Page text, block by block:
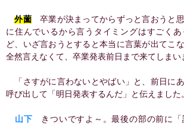
外薗卒業が決まってからずっと言おうと
に住んでいるから言うタイミングはすごく
ど、いざ言おうとすると本当に言葉が出てこ
全然言えなくて、卒業発表前日まで来てしまい
「さすがに言わないとやばい」と、前日に
呼び出して「明日発表するんだ」と伝えました。
山下 きついですよ～。最後の部の前に「